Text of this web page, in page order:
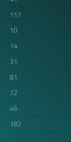
117
10
14
31
81
72
46
182